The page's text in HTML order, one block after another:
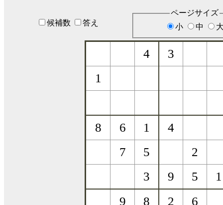
候補数 答え
ページサイズ
小
中